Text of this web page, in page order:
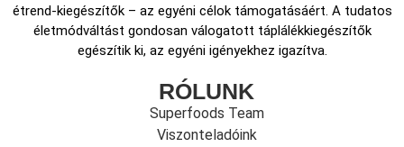
étrend-kiegészítők – az egyéni célok támogatásáért. A tudatos
életmódváltást gondosan válogatott táplálékkiegészítők
egészítik ki, az egyéni igényekhez igazítva.
RÓLUNK
Superfoods Team
Viszonteladóink